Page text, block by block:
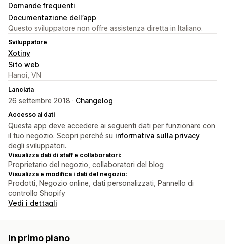
Domande frequenti
Documentazione dell’app
Questo sviluppatore non offre assistenza diretta in Italiano.
Sviluppatore
Xotiny
Sito web
Hanoi, VN
Lanciata
26 settembre 2018 · Changelog
Accesso ai dati
Questa app deve accedere ai seguenti dati per funzionare con
il tuo negozio. Scopri perché su informativa sulla privacy
degli sviluppatori.
Visualizza dati di staff e collaboratori:
Proprietario del negozio, collaboratori del blog
Visualizza e modifica i dati del negozio:
Prodotti, Negozio online, dati personalizzati, Pannello di
controllo Shopify
Vedi i dettagli
In primo piano